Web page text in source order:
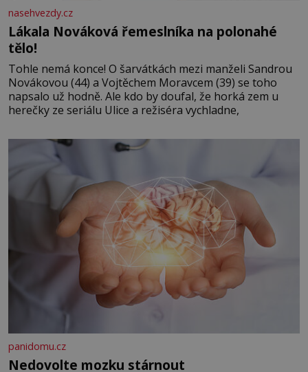
nasehvezdy.cz
Lákala Nováková řemeslníka na polonahé
tělo!
Tohle nemá konce! O šarvátkách mezi manželi Sandrou
Novákovou (44) a Vojtěchem Moravcem (39) se toho
napsalo už hodně. Ale kdo by doufal, že horká zem u
herečky ze seriálu Ulice a režiséra vychladne,
panidomu.cz
Nedovolte mozku stárnout